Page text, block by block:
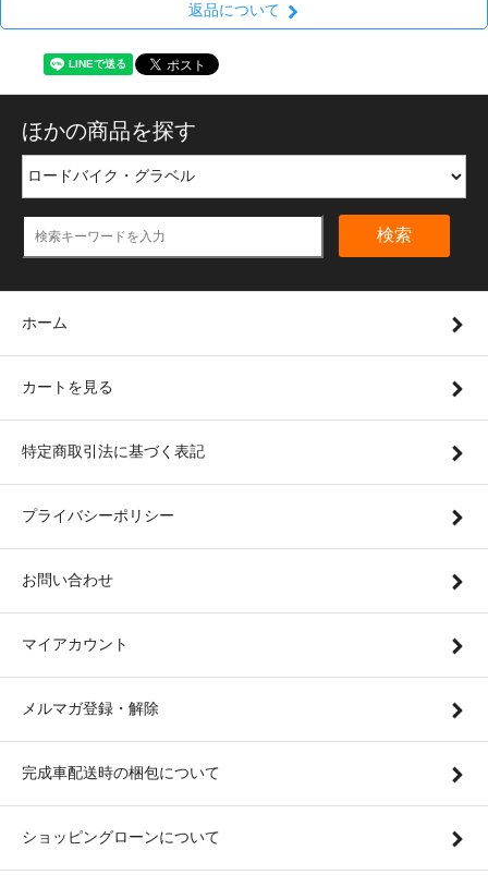
返品について
ほかの商品を探す
検索
ホーム
カートを見る
特定商取引法に基づく表記
プライバシーポリシー
お問い合わせ
マイアカウント
メルマガ登録・解除
完成車配送時の梱包について
ショッピングローンについて